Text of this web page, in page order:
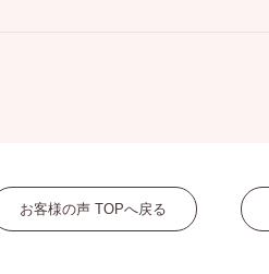
お客様の声 TOPへ戻る